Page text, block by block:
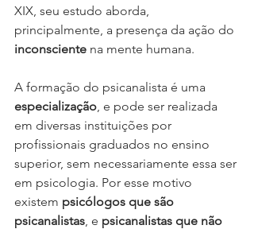
XIX, seu estudo aborda,
principalmente, a presença da ação do
inconsciente na mente humana.
A formação do psicanalista é uma
especialização , e pode ser realizada
em diversas instituições por
profissionais graduados no ensino
superior, sem necessariamente essa ser
em psicologia. Por esse motivo
existem psicólogos que são
psicanalistas , e psicanalistas que não